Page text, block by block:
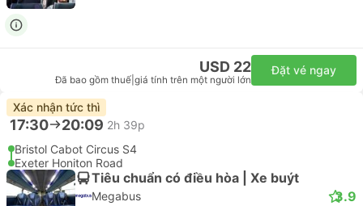
USD 22
Đã bao gồm thuế giá tính trên một người lớn
Đặt vé ngay
Xác nhận tức thì
17:30 20:09 2h 39p
Bristol Cabot Circus S4
Exeter Honiton Road
Tiêu chuẩn có điều hòa | Xe buýt
Megabus 3.9